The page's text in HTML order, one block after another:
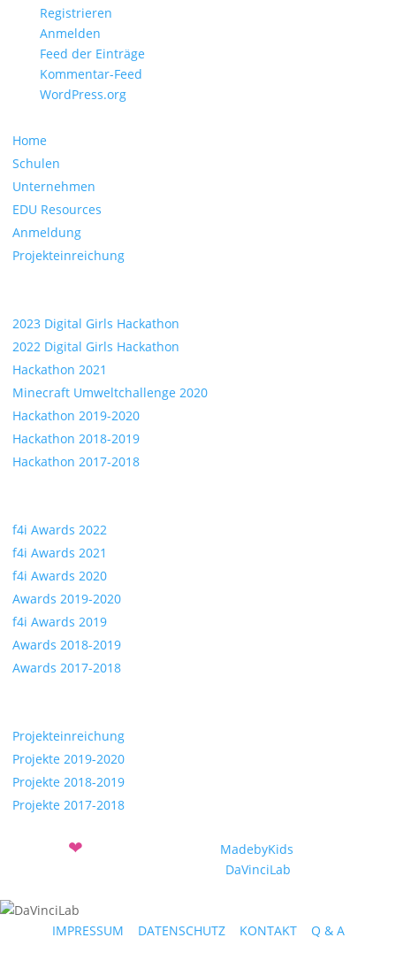
Registrieren
Anmelden
Feed der Einträge
Kommentar-Feed
WordPress.org
Home
Schulen
Unternehmen
EDU Resources
Anmeldung
Projekteinreichung
2023 Digital Girls Hackathon
2022 Digital Girls Hackathon
Hackathon 2021
Minecraft Umweltchallenge 2020
Hackathon 2019-2020
Hackathon 2018-2019
Hackathon 2017-2018
f4i Awards 2022
f4i Awards 2021
f4i Awards 2020
Awards 2019-2020
f4i Awards 2019
Awards 2018-2019
Awards 2017-2018
Projekteinreichung
Projekte 2019-2020
Projekte 2018-2019
Projekte 2017-2018
❤ MadebyKids
DaVinciLab
IMPRESSUM DATENSCHUTZ| KONTAKT| Q & A